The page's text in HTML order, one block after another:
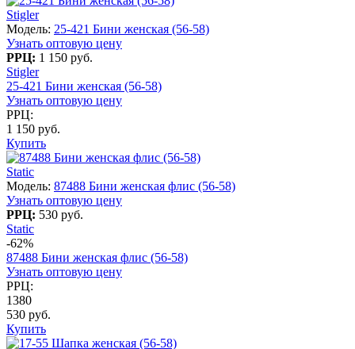
Stigler
Модель: 25-421 Бини женская (56-58)
Узнать оптовую цену
РРЦ: 1 150 руб.
Stigler
25-421 Бини женская (56-58)
Узнать оптовую цену
РРЦ:
1 150 руб.
Купить
Static
Модель: 87488 Бини женская флис (56-58)
Узнать оптовую цену
РРЦ: 530 руб.
Static
-62%
87488 Бини женская флис (56-58)
Узнать оптовую цену
РРЦ:
1380
530 руб.
Купить